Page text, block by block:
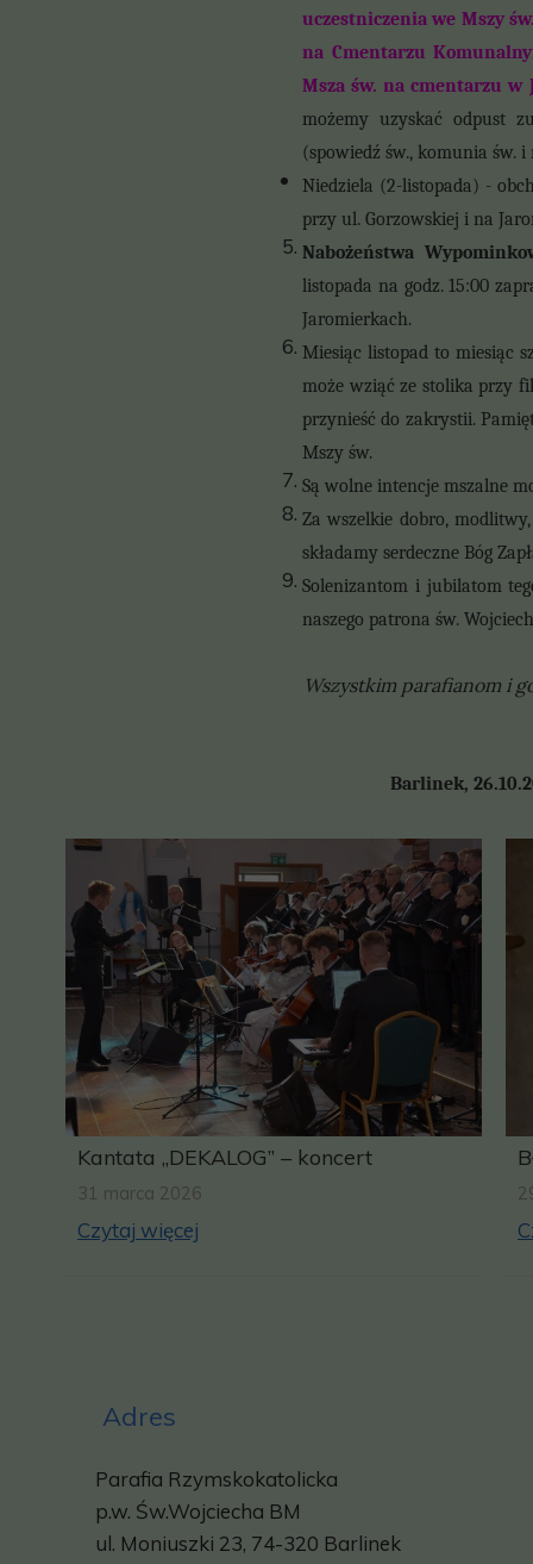
uczestniczenia we Mszy
na Cmentarzu
Msza św. na cmentarzu w
możemy uzyskać odpust
(spowiedź św., komunia św.
Niedziela (2-listopada) -
przy ul. Gorzowskiej i na
Nabożeństwa
listopada na godz. 15:00
Jaromierkach.
Miesiąc listopad to miesiąc
może wziąć ze stolika przy
przynieść do zakrystii.
Mszy św.
Są wolne intencje mszalne
Za wszelkie dobro,
składamy serdeczne Bóg
Solenizantom i jubilatom
naszego patrona św.
Wszystkim parafianom i
Kantata „DEKALOG” – koncert
31 marca 2026
Czytaj więcej
Adres
Parafia Rzymskokatolicka
p.w. Św.Wojciecha BM
ul. Moniuszki 23, 74-320 Barlinek